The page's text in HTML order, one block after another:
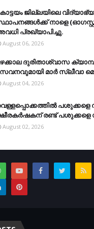
ജില്ലയിലെ
നാളെ (ഓഗസ്റ്റ്
പ്രഖ്യാപിച്ചു.
August 06, 2026
ദുരിതാശ്വാസ
മാർ സ്ലീവാ
August 04, 2026
പശുക്കളെ
രണ്ട്
August 02, 2026